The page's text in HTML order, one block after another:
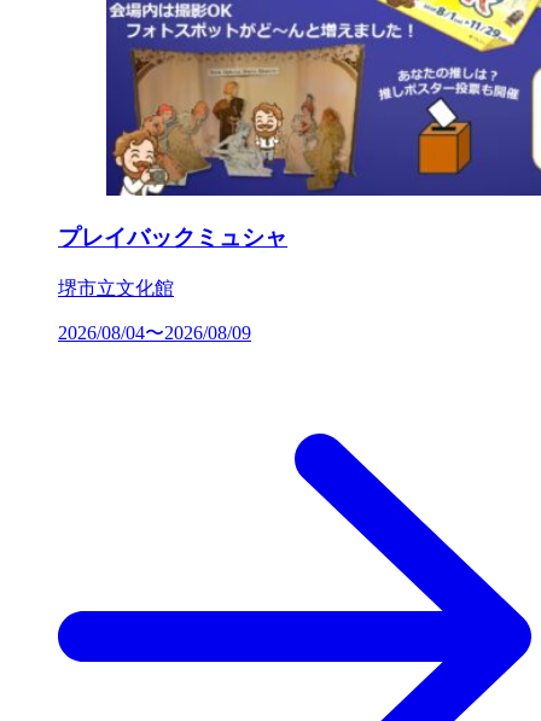
プレイバックミュシャ
堺市立文化館
2026/08/04〜2026/08/09